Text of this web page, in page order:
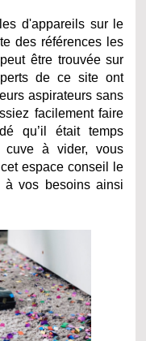
d'appareils sur le
des références les
être trouvée sur
de ce site ont
aspirateurs sans
facilement faire
qu’il était temps
cuve à vider, vous
espace conseil le
à vos besoins ainsi